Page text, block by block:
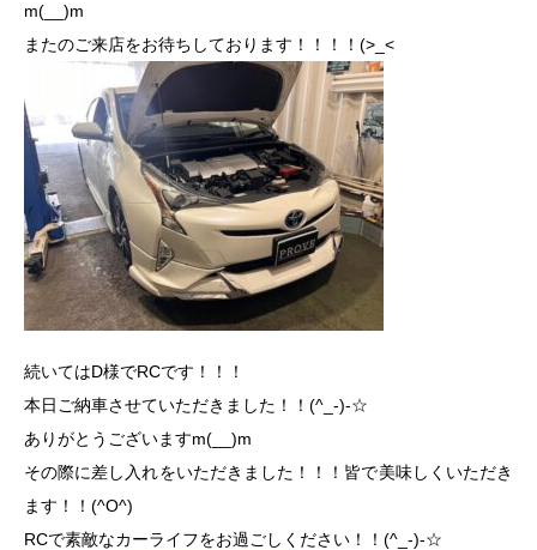
m(__)m
またのご来店をお待ちしております！！！！(>_<
続いてはD様でRCです！！！
本日ご納車させていただきました！！(^_-)-☆
ありがとうございますm(__)m
その際に差し入れをいただきました！！！皆で美味しくいただき
ます！！(^O^)
RCで素敵なカーライフをお過ごしください！！(^_-)-☆